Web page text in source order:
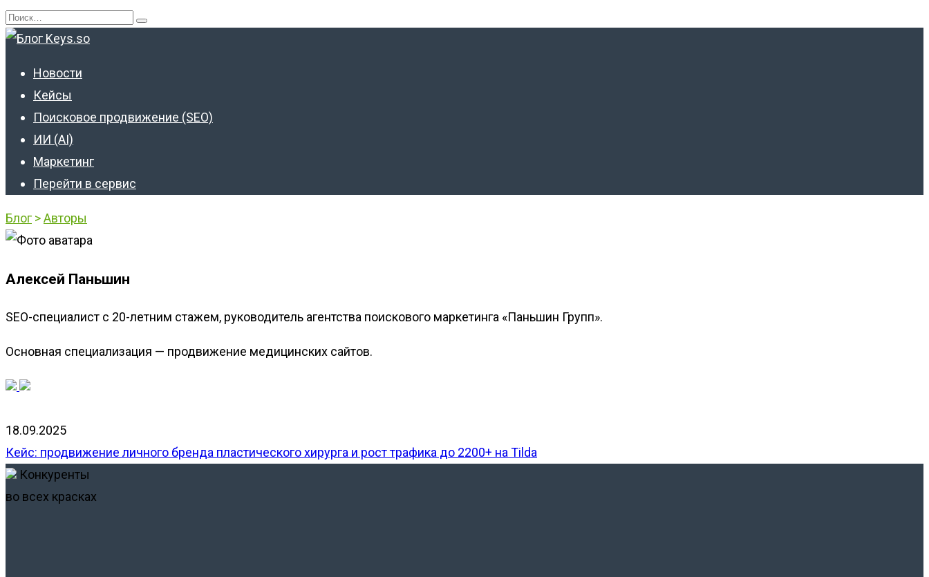
Перейти
к
Search
for:
Новости
Кейсы
Поисковое продвижение (SEO)
ИИ (AI)
Маркетинг
Перейти в сервис
Блог >Авторы
Алексей Паньшин
SEO-специалист с 20-летним стажем, руководитель агентства поискового маркетинга «Паньшин Групп».
Основная специализация — продвижение медицинских сайтов.
18.09.2025
Кейс: продвижение личного бренда пластического хирурга и рост трафика до 2200+ на Tilda
Конкуренты
во всех красках